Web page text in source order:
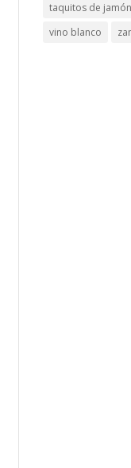
taquitos de jamón
vino blanco